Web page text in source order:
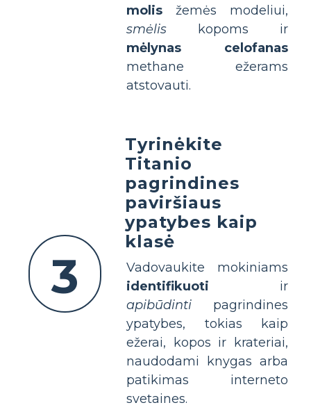
molis žemės modeliui,
smėlis kopoms ir
mėlynas celofanas
methane ežerams
atstovauti.
3
Tyrinėkite
Titanio
pagrindines
paviršiaus
ypatybes kaip
klasė
Vadovaukite mokiniams
identifikuoti ir
apibūdinti pagrindines
ypatybes, tokias kaip
ežerai, kopos ir krateriai,
naudodami knygas arba
patikimas interneto
svetaines.